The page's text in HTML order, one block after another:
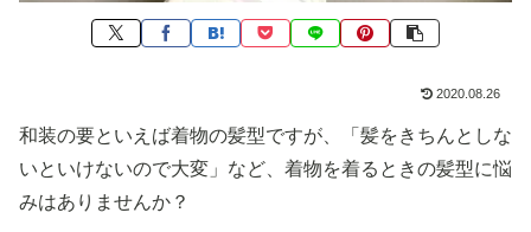
2020.08.26
和装の要といえば着物の髪型ですが、「髪をきちんとしな
いといけないので大変」など、着物を着るときの髪型に悩
みはありませんか？